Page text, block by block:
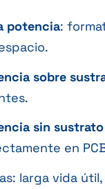
potencia:
sobre
sin
en
larga vida